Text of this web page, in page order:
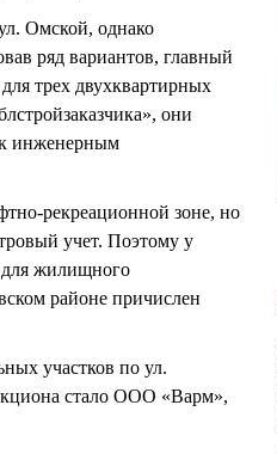
Омской, однако
ряд вариантов, главный
трех двухквартирных
они
инженерным
рекреационной зоне, но
учет. Поэтому у
для жилищного
районе причислен
участков по ул.
стало ООО «Варм»,